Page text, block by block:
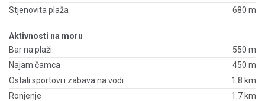
Stjenovita plaža
680 m
Aktivnosti na moru
Bar na plaži
550 m
Najam čamca
450 m
Ostali sportovi i zabava na vodi
1.8 km
Ronjenje
1.7 km